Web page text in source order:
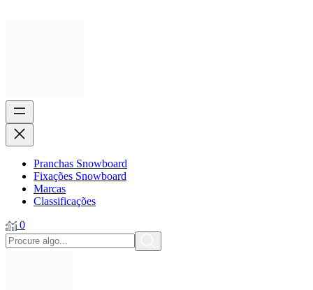
Pranchas Snowboard
Fixações Snowboard
Marcas
Classificações
0